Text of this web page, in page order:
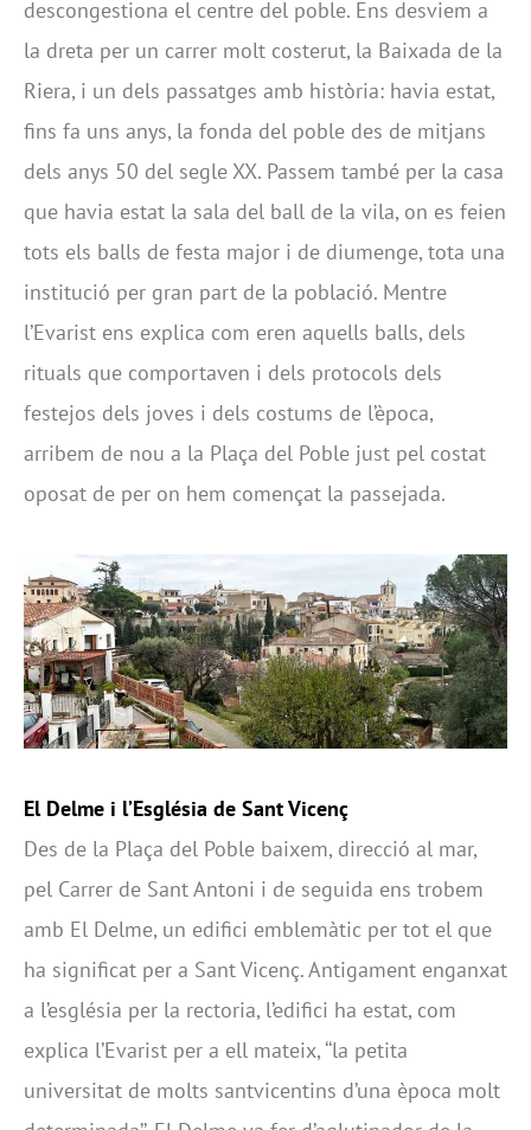
descongestiona el centre del poble. Ens desviem a
la dreta per un carrer molt costerut, la Baixada de la
Riera, i un dels passatges amb història: havia estat,
fins fa uns anys, la fonda del poble des de mitjans
dels anys 50 del segle XX. Passem també per la casa
que havia estat la sala del ball de la vila, on es feien
tots els balls de festa major i de diumenge, tota una
institució per gran part de la població. Mentre
l’Evarist ens explica com eren aquells balls, dels
rituals que comportaven i dels protocols dels
festejos dels joves i dels costums de l’època,
arribem de nou a la Plaça del Poble just pel costat
oposat de per on hem començat la passejada.
El Delme i l’Església de Sant Vicenç
Des de la Plaça del Poble baixem, direcció al mar,
pel Carrer de Sant Antoni i de seguida ens trobem
amb El Delme, un edifici emblemàtic per tot el que
ha significat per a Sant Vicenç. Antigament enganxat
a l’església per la rectoria, l’edifici ha estat, com
explica l’Evarist per a ell mateix, ‘‘la petita
universitat de molts santvicentins d’una època molt